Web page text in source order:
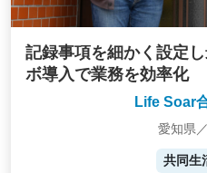
記録事項を細かく設定
ボ導入で業務を効率化
Life Soar
愛知県
共同生